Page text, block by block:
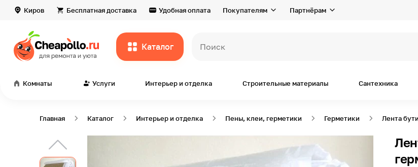
Киров Бесплатная доставка Удобная оплата Покупателям Партнёрам
Каталог Поиск
Комнаты Услуги Интерьер и отделка Строительные материалы Сантехника
Главная Каталог Интерьер и отделка Пены, клеи, герметики Герметики Лента